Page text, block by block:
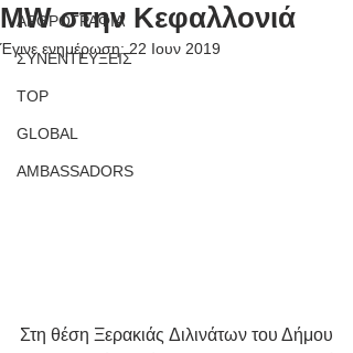
ΑΡΘΡΟΓΡΑΦΙΑ
ΣΥΝΕΝΤΕΥΞΕΙΣ
TOP
GLOBAL
AMBASSADORS
MW στην Κεφαλλονιά
Έγινε ενημέρωση: 22 Ιουν 2019
Στη θέση Ξερακιάς Διλινάτων του Δήμου